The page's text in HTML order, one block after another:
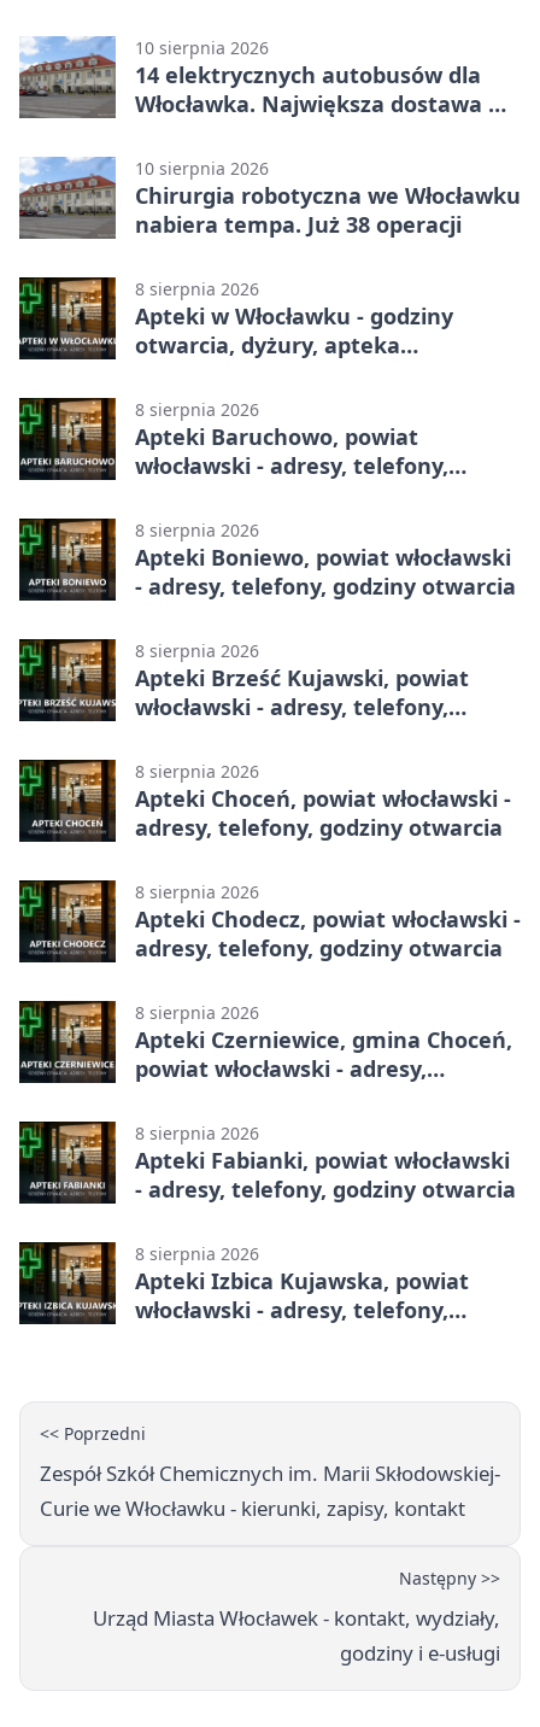
10 sierpnia 2026
14 elektrycznych autobusów dla
Włocławka. Największa dostawa w
10 sierpnia 2026
Chirurgia robotyczna we Włocławku
nabiera tempa. Już 38 operacji
8 sierpnia 2026
Apteki w Włocławku - godziny
otwarcia, dyżury, apteka
8 sierpnia 2026
Apteki Baruchowo, powiat
włocławski - adresy, telefony,
8 sierpnia 2026
Apteki Boniewo, powiat włocławski
- adresy, telefony, godziny otwarcia
8 sierpnia 2026
Apteki Brześć Kujawski, powiat
włocławski - adresy, telefony,
8 sierpnia 2026
Apteki Choceń, powiat włocławski -
adresy, telefony, godziny otwarcia
8 sierpnia 2026
Apteki Chodecz, powiat włocławski -
adresy, telefony, godziny otwarcia
8 sierpnia 2026
Apteki Czerniewice, gmina Choceń,
powiat włocławski - adresy,
8 sierpnia 2026
Apteki Fabianki, powiat włocławski
- adresy, telefony, godziny otwarcia
8 sierpnia 2026
Apteki Izbica Kujawska, powiat
włocławski - adresy, telefony,
<< Poprzedni
Zespół Szkół Chemicznych im. Marii Skłodowskiej-
Curie we Włocławku - kierunki, zapisy, kontakt
Następny >>
Urząd Miasta Włocławek - kontakt, wydziały,
godziny i e-usługi